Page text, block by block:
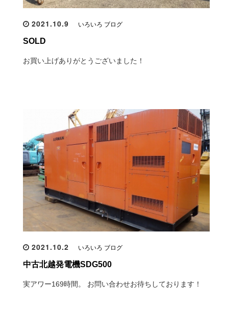
2021.10.9 いろいろ ブログ
SOLD
お買い上げありがとうございました！
2021.10.2 いろいろ ブログ
中古北越発電機SDG500
実アワー169時間。 お問い合わせお待ちしております！